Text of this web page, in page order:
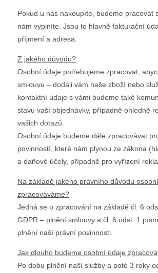
Pokud u nás nakoupíte, budeme pracovat
nám vyplníte. Jsou to hlavně fakturační
příjmení a adresa.
Z jakého důvodu?
Osobní údaje potřebujeme zpracovat,
smlouvu – dodali vám naše zboží nebo
kontaktní údaje s vámi budeme také
stavu vaší objednávky, případně ohledně
vašich dotazů.
Osobní údaje budeme dále zpracovávat
povinností, které nám plynou ze zákona
a daňové účely, případně pro vyřízení
Na základě jakého právního důvodu
zpracováváme?
Jedná se o zpracování na základě čl. 6
GDPR – plnění smlouvy a čl. 6 odst. 1
plnění naší právní povinnosti.
Jak dlouho budeme osobní údaje
Po dobu plnění naší služby a poté 3 roky